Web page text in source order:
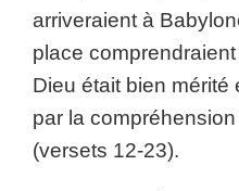
arriveraient à
place
Dieu était bien mérité
par la
(versets 12-23).